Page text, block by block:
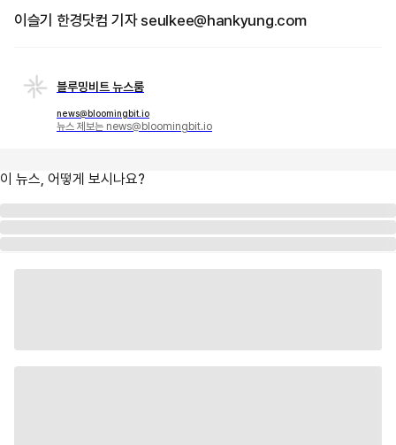
이슬기 한경닷컴 기자 seulkee@hankyung.com
블루밍비트 뉴스룸
news@bloomingbit.io
뉴스 제보는 news@bloomingbit.io
이 뉴스, 어떻게 보시나요?